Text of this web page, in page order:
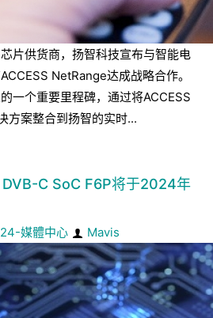
片供货商，扬智科技宣布与智能电
NetRange达成战略合作。
一个重要里程碑，通过将ACCESS
方案整合到扬智的实时...
C SoC F6P将于2024年
媒體中心 Mavis